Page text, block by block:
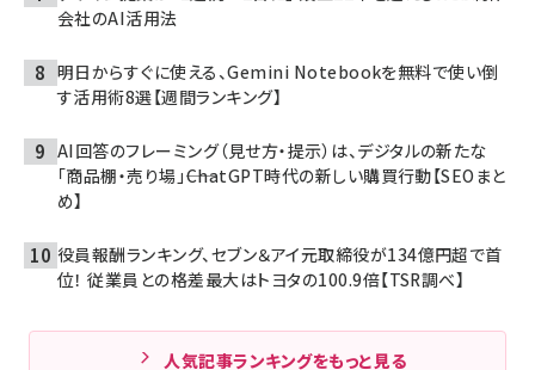
会社のAI活用法
明日からすぐに使える、Gemini Notebookを無料で使い倒
す活用術8選【週間ランキング】
AI回答のフレーミング（見せ方・提示）は、デジタルの新たな
「商品棚・売り場」――ChatGPT時代の新しい購買行動【SEOまと
め】
役員報酬ランキング、セブン＆アイ元取締役が134億円超で首
位！ 従業員との格差最大はトヨタの100.9倍【TSR調べ】
人気記事ランキングをもっと見る